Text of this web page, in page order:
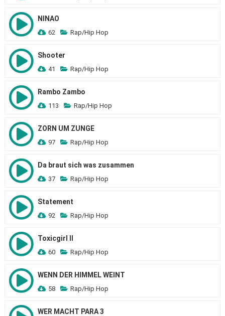
NINAO
62 Rap/Hip Hop
Shooter
41 Rap/Hip Hop
Rambo Zambo
113 Rap/Hip Hop
ZORN UM ZUNGE
97 Rap/Hip Hop
Da braut sich was zusammen
37 Rap/Hip Hop
Statement
92 Rap/Hip Hop
Toxicgirl II
60 Rap/Hip Hop
WENN DER HIMMEL WEINT
58 Rap/Hip Hop
WER MACHT PARA 3